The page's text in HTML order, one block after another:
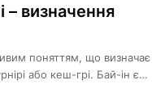
– визначення
поняттям, що визначає
або кеш-грі. Бай-ін є…